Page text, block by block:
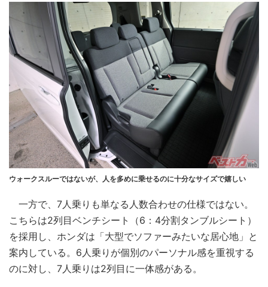
ウォークスルーではないが、人を多めに乗せるのに十分なサイズで嬉しい
一方で、7人乗りも単なる人数合わせの仕様ではない。
こちらは2列目ベンチシート（6：4分割タンブルシート）
を採用し、ホンダは「大型でソファーみたいな居心地」と
案内している。6人乗りが個別のパーソナル感を重視する
のに対し、7人乗りは2列目に一体感がある。